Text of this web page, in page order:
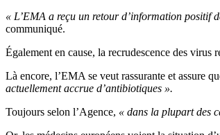
« L’EMA a reçu un retour d’information positif
communiqué.
Également en cause, la recrudescence des
Là encore, l’EMA se veut rassurante et assure
actuellement accrue d’antibiotiques ».
Toujours selon l’Agence, « dans la plupart des